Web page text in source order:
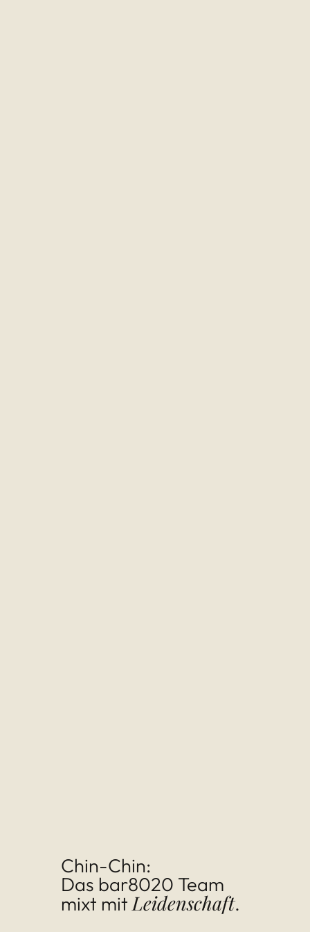
Chin-Chin:
Das bar8020 Team
mixt mitLeiden­schaft.